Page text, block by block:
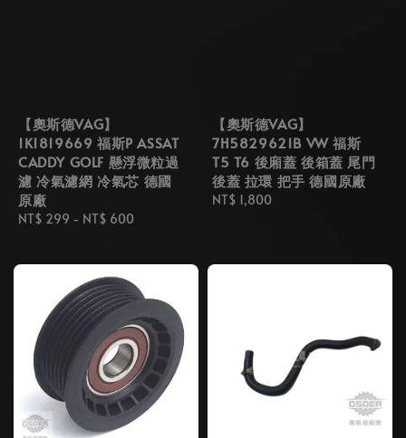
【奧斯德VAG】
1K1819669 福斯P ASSAT
CADDY GOLF 懸浮微粒過
濾 冷氣濾網 冷氣芯 德國
原廠
Regular
NT$ 299 - NT$ 600
【奧斯德VAG】
7H5829621B VW 福斯
T5 T6 後廂蓋 後箱蓋 尾門
後蓋 拉環 把手 德國原廠
Regular
NT$ 1,800